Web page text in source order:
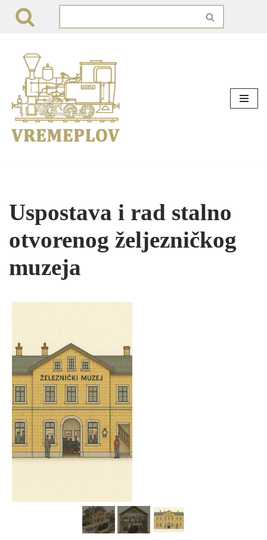
content
Uspostava i rad stalno
otvorenog željezničkog
muzeja